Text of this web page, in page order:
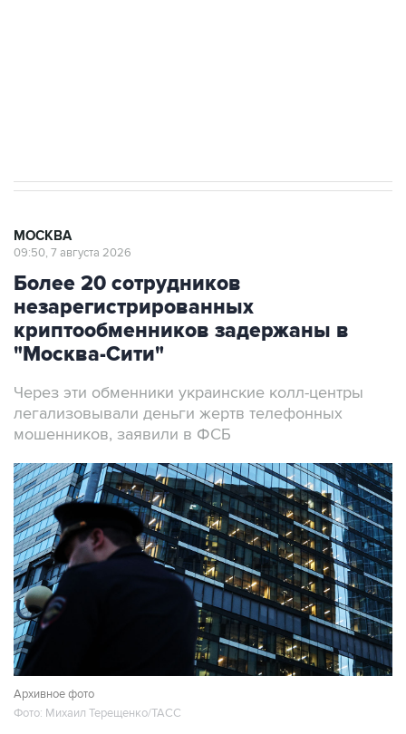
МОСКВА
09:50, 7 августа 2026
Более 20 сотрудников
незарегистрированных
криптообменников задержаны в
"Москва-Сити"
Через эти обменники украинские колл-центры
легализовывали деньги жертв телефонных
мошенников, заявили в ФСБ
Архивное фото
Фото: Михаил Терещенко/ТАСС